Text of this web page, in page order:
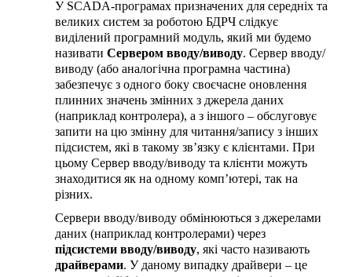
У SCADA-програмах призначених для середніх та
великих систем за роботою БДРЧ слідкує
виділений програмний модуль, який ми будемо
називати Сервером вводу/виводу. Сервер вводу/
виводу (або аналогічна програмна частина)
забезпечує з одного боку своєчасне оновлення
плинних значень змінних з джерела даних
(наприклад контролера), а з іншого – обслуговує
запити на цю змінну для читання/запису з інших
підсистем, які в такому зв’язку є клієнтами. При
цьому Сервер вводу/виводу та клієнти можуть
знаходитися як на одному комп’ютері, так на
різних.
Сервери вводу/виводу обмінюються з джерелами
даних (наприклад контролерами) через
підсистеми вводу/виводу, які часто називають
драйверами. У даному випадку драйвери – це